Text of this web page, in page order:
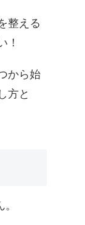
整える
！
から始
方と